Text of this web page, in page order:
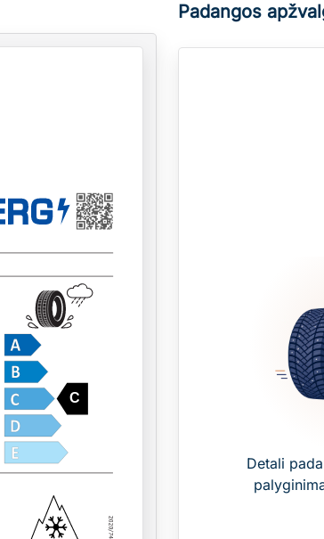
C
Padangos
Detali